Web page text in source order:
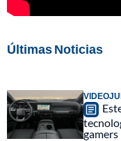
Últimas Noticias
gamers